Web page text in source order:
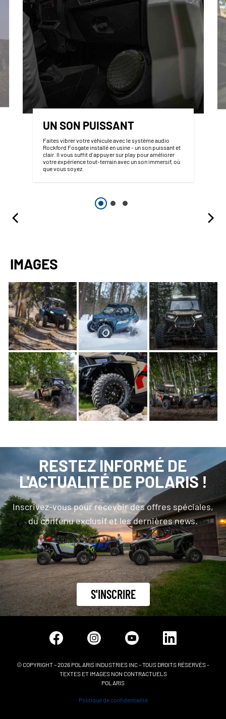
UN SON PUISSANT
Faites vibrer votre véhicule avec le système audio
Rockford Fosgate installé en usine - un son puissant et
clair. Il vous suffit d'appuyer sur play pour améliorer
votre expérience tout-terrain avec un son immersif, où
que vous soyez.
IMAGES
RESTEZ INFORMÉ DE
L'ACTUALITÉ DE POLARIS !
Inscrivez-vous pour recevoir des offres spéciales,
du contenu exclusif et les dernières news.
S'INSCRIRE
© COPYRIGHT – 2026 POLARIS INDUSTRIES INC – TOUS DROITS RÉSERVÉS -
TEXTES ET IMAGES NON CONTRACTUELS
POLARIS
Politique de confidentialité